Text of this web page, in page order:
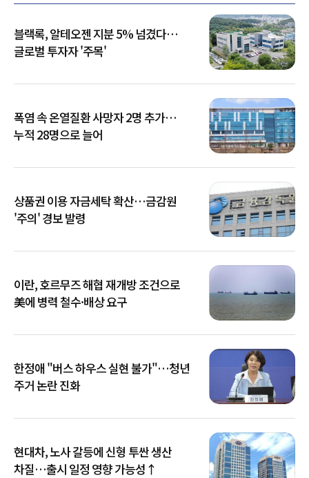
블랙록, 알테오젠 지분 5% 넘겼다…
글로벌 투자자 '주목'
폭염 속 온열질환 사망자 2명 추가…
누적 28명으로 늘어
상품권 이용 자금세탁 확산…금감원
'주의' 경보 발령
이란, 호르무즈 해협 재개방 조건으로
美에 병력 철수·배상 요구
한정애 "버스 하우스 실현 불가"…청년
주거 논란 진화
현대차, 노사 갈등에 신형 투싼 생산
차질…출시 일정 영향 가능성↑